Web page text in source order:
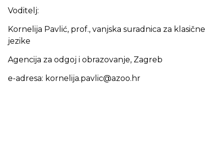
Voditelj:
Kornelija Pavlić, prof., vanjska suradnica za klasične
jezike
Agencija za odgoj i obrazovanje, Zagreb
e-adresa: kornelija.pavlic@azoo.hr